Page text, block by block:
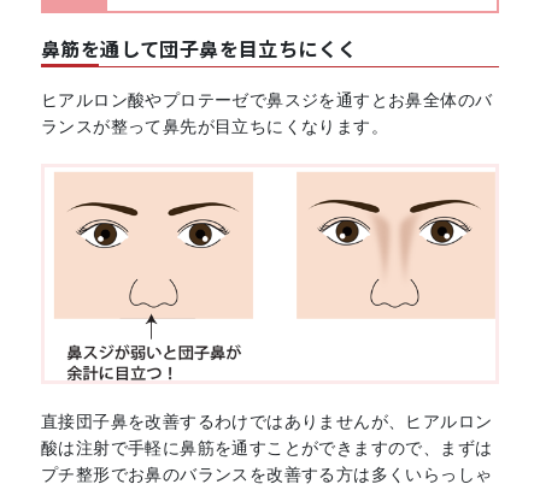
鼻筋を通して団子鼻を目立ちにくく
ヒアルロン酸やプロテーゼで鼻スジを通すとお鼻全体のバ
ランスが整って鼻先が目立ちにくなります。
直接団子鼻を改善するわけではありませんが、ヒアルロン
酸は注射で手軽に鼻筋を通すことができますので、まずは
プチ整形でお鼻のバランスを改善する方は多くいらっしゃ